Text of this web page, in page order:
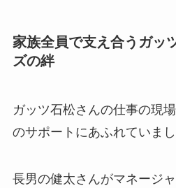
家族全員で支え合うガッ
ズの絆
ガッツ石松さんの仕事の現
のサポートにあふれていまし
長男の健太さんがマネージ